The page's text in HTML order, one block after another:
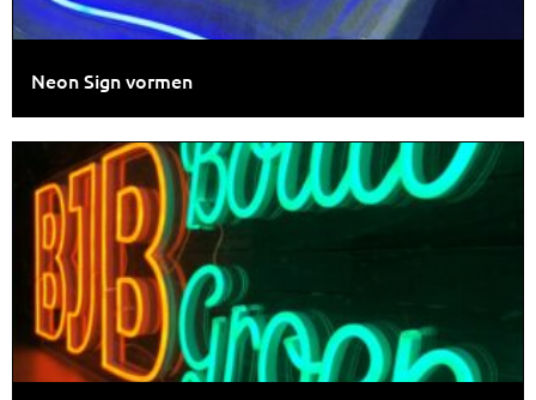
Neon Sign vormen